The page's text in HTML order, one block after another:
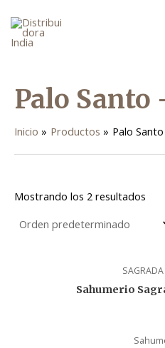
contenido
Palo Santo
Inicio Productos Palo
Mostrando los 2 resultados
Sahumerio